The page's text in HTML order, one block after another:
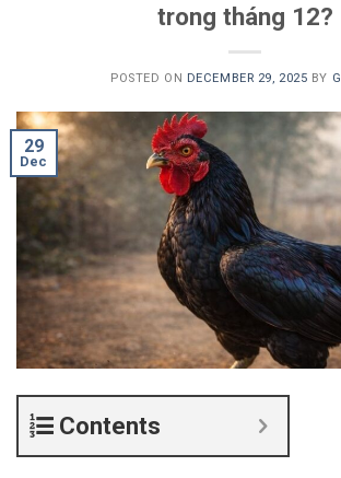
trong tháng 12?
POSTED ON DECEMBER 29, 2025 BY
29
Dec
Contents